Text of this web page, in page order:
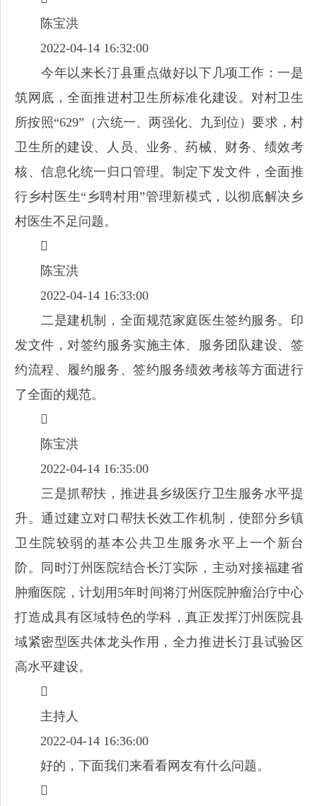
陈宝洪
2022-04-14 16:32:00
今年以来长汀县重点做好以下几项工作：一是
筑网底，全面推进村卫生所标准化建设。对村卫生
所按照“629”（六统一、两强化、九到位）要求，村
卫生所的建设、人员、业务、药械、财务、绩效考
核、信息化统一归口管理。制定下发文件，全面推
行乡村医生“乡聘村用”管理新模式，以彻底解决乡
村医生不足问题。

陈宝洪
2022-04-14 16:33:00
二是建机制，全面规范家庭医生签约服务。印
发文件，对签约服务实施主体、服务团队建设、签
约流程、履约服务、签约服务绩效考核等方面进行
了全面的规范。

陈宝洪
2022-04-14 16:35:00
三是抓帮扶，推进县乡级医疗卫生服务水平提
升。通过建立对口帮扶长效工作机制，使部分乡镇
卫生院较弱的基本公共卫生服务水平上一个新台
阶。同时汀州医院结合长汀实际，主动对接福建省
肿瘤医院，计划用5年时间将汀州医院肿瘤治疗中心
打造成具有区域特色的学科，真正发挥汀州医院县
域紧密型医共体龙头作用，全力推进长汀县试验区
高水平建设。

主持人
2022-04-14 16:36:00
好的，下面我们来看看网友有什么问题。
